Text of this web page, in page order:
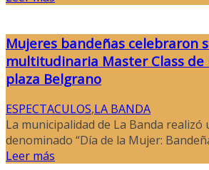
Mujeres bandeñas celebraron
multitudinaria Master Class de
plaza Belgrano
ESPECTACULOS,LA BANDA
La municipalidad de La Banda realizó
denominado “Día de la Mujer:
Leer más